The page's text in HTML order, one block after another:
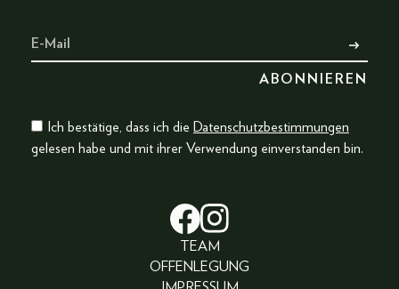
Ich bestätige, dass ich die Datenschutzbestimmungen
gelesen habe und mit ihrer Verwendung einverstanden bin.
TEAM
OFFENLEGUNG